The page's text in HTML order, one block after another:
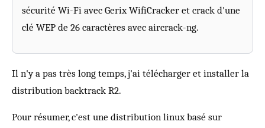
sécurité Wi-Fi avec Gerix WifiCracker et crack d'une
clé WEP de 26 caractères avec aircrack-ng.
Il n'y a pas très long temps, j'ai télécharger et installer la
distribution backtrack R2.
Pour résumer, c'est une distribution linux basé sur